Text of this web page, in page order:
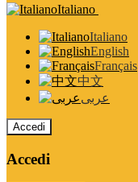
Italiano
Italiano
English
Français
中文
عربى
Accedi
Accedi